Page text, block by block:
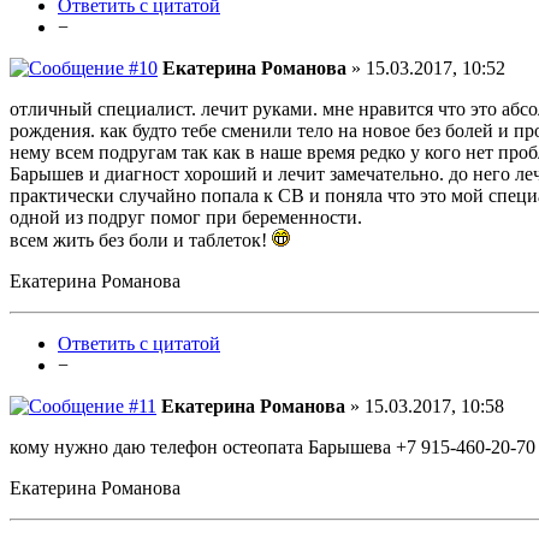
Ответить с цитатой
−
Екатерина Романова » 15.03.2017, 10:52
отличный специалист. лечит руками. мне нравится что это
рождения. как будто тебе сменили тело на новое без болей и
нему всем подругам так как в наше время редко у кого нет
Барышев и диагност хороший и лечит замечательно. до него
практически случайно попала к СВ и поняла что это мой
одной из подруг помог при беременности.
всем жить без боли и таблеток!
Екатерина Романова
Ответить с цитатой
−
Екатерина Романова » 15.03.2017, 10:58
кому нужно даю телефон остеопата Барышева +7 915-460-20-70
Екатерина Романова